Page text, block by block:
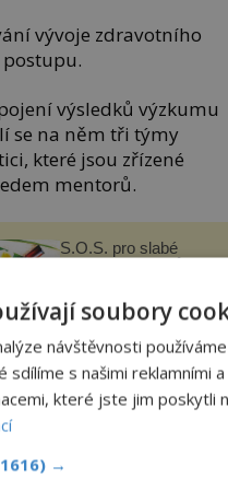
vývoje zdravotního
výsledků výzkumu
se na něm tři týmy
které jsou zřízené
mentorů.
S.O.S. pro slabé
nejsemsama.cz
pro pilotní projekt
oddělení s
soubory
návštěvnosti
sdílíme s našimi reklamními
které jste jim poskytli
→